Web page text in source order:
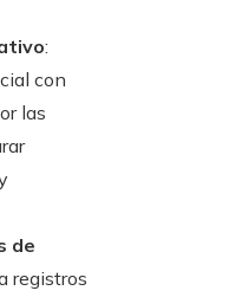
:
con
las
de
registros